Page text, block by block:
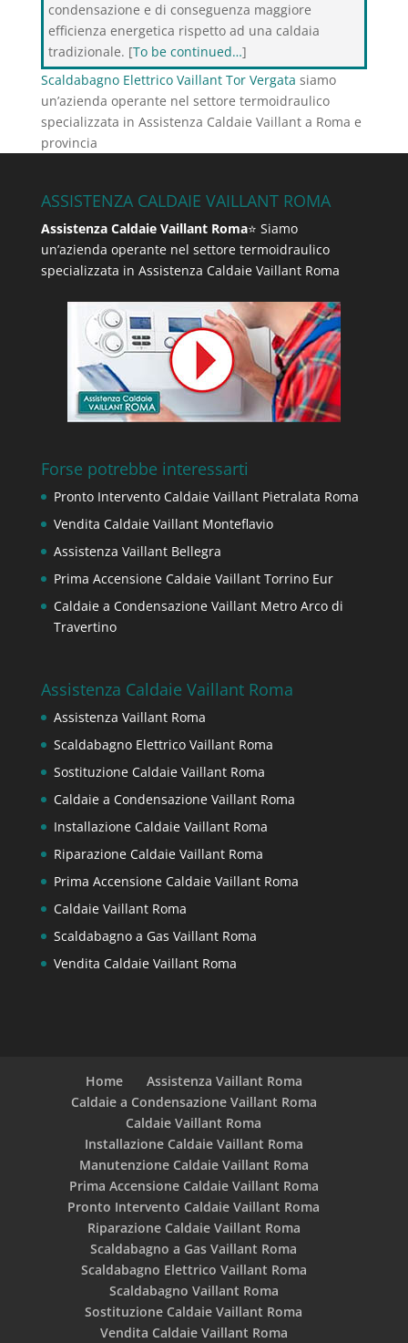
condensazione e di conseguenza maggiore
efficienza energetica rispetto ad una caldaia
tradizionale. [To be continued…]
Scaldabagno Elettrico Vaillant Tor Vergata siamo
un’azienda operante nel settore termoidraulico
specializzata in Assistenza Caldaie Vaillant a Roma e
provincia
ASSISTENZA CALDAIE VAILLANT ROMA
Assistenza Caldaie Vaillant Roma⭐ Siamo
un’azienda operante nel settore termoidraulico
specializzata in Assistenza Caldaie Vaillant Roma
Forse potrebbe interessarti
Pronto Intervento Caldaie Vaillant Pietralata Roma
Vendita Caldaie Vaillant Monteflavio
Assistenza Vaillant Bellegra
Prima Accensione Caldaie Vaillant Torrino Eur
Caldaie a Condensazione Vaillant Metro Arco di
Travertino
Assistenza Caldaie Vaillant Roma
Assistenza Vaillant Roma
Scaldabagno Elettrico Vaillant Roma
Sostituzione Caldaie Vaillant Roma
Caldaie a Condensazione Vaillant Roma
Installazione Caldaie Vaillant Roma
Riparazione Caldaie Vaillant Roma
Prima Accensione Caldaie Vaillant Roma
Caldaie Vaillant Roma
Scaldabagno a Gas Vaillant Roma
Vendita Caldaie Vaillant Roma
Home
Assistenza Vaillant Roma
Caldaie a Condensazione Vaillant Roma
Caldaie Vaillant Roma
Installazione Caldaie Vaillant Roma
Manutenzione Caldaie Vaillant Roma
Prima Accensione Caldaie Vaillant Roma
Pronto Intervento Caldaie Vaillant Roma
Riparazione Caldaie Vaillant Roma
Scaldabagno a Gas Vaillant Roma
Scaldabagno Elettrico Vaillant Roma
Scaldabagno Vaillant Roma
Sostituzione Caldaie Vaillant Roma
Vendita Caldaie Vaillant Roma